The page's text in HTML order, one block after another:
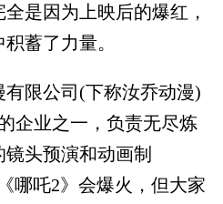
是因为上映后的爆红，
蓄了力量。
限公司(下称汝乔动漫)
企业之一，负责无尽炼
头预演和动画制
哪吒2》会爆火，但大家